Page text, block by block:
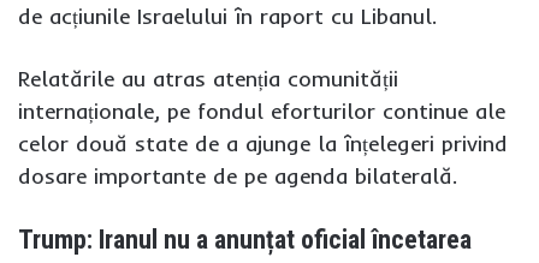
de acțiunile Israelului în raport cu Libanul.
Relatările au atras atenția comunității
internaționale, pe fondul eforturilor continue ale
celor două state de a ajunge la înțelegeri privind
dosare importante de pe agenda bilaterală.
Trump: Iranul nu a anunțat oficial încetarea